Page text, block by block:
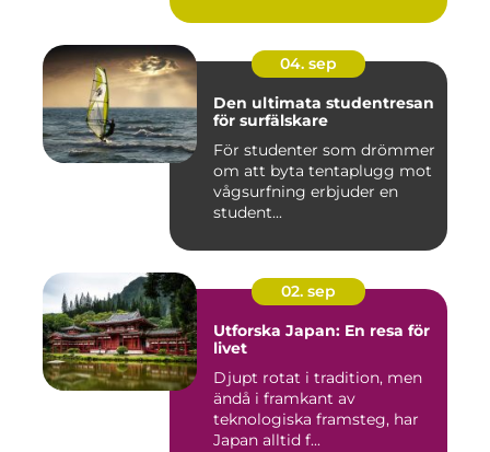
04. sep
Den ultimata studentresan
för surfälskare
För studenter som drömmer
om att byta tentaplugg mot
vågsurfning erbjuder en
student...
02. sep
Utforska Japan: En resa för
livet
Djupt rotat i tradition, men
ändå i framkant av
teknologiska framsteg, har
Japan alltid f...